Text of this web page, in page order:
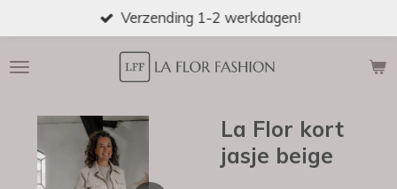
direct
naar
Verzending 1-2 werkdagen!
La Flor kort
jasje beige